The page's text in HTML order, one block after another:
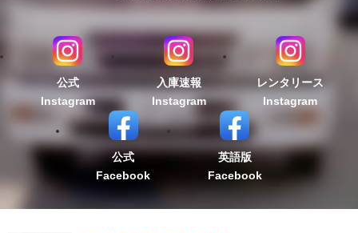
公式
Instagram
入庫速報
Instagram
レンタリース
Instagram
公式
Facebook
英語版
Facebook